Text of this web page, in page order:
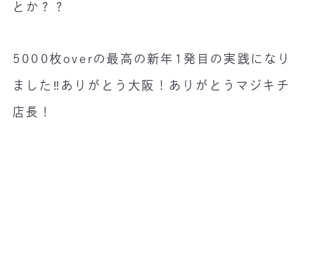
とか？？
5000枚overの最高の新年1発目の実践になり
ました‼️ありがとう大阪！ありがとうマジキチ
店長！